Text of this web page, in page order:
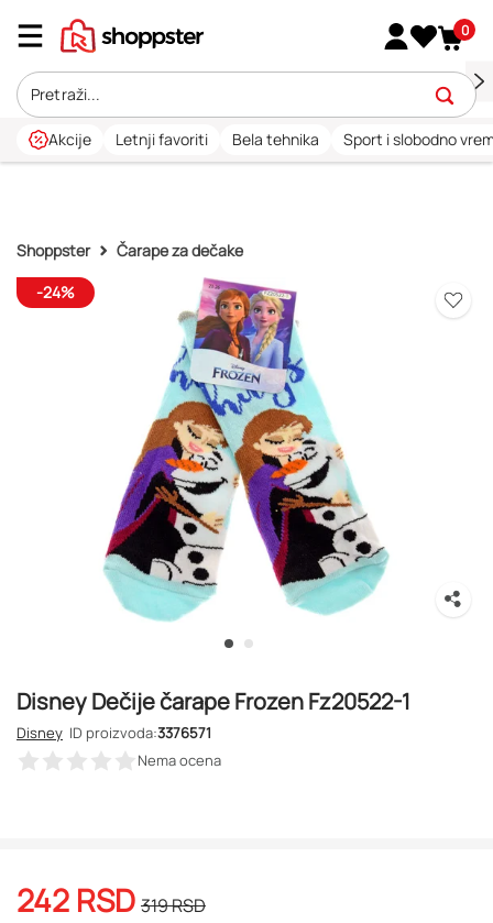
0
Akcije Letnji favoriti Bela tehnika Sport i slobodno
Shoppster
Čarape za dečake
-24%
Disney Dečije čarape Frozen Fz20522-1
Disney ID proizvoda:3376571
Nema ocena
242 RSD 319RSD